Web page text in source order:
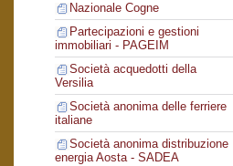
Nazionale Cogne
Partecipazioni e gestioni
immobiliari - PAGEIM
Società acquedotti della
Versilia
Società anonima delle ferriere
italiane
Società anonima distribuzione
energia Aosta - SADEA